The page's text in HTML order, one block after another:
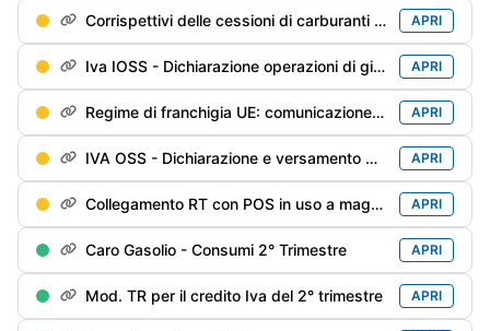
Corrispettivi delle cessioni di carburanti di giugno / 2° trimestre - Trasmissione alle Dogane APRI
Iva IOSS - Dichiarazione operazioni di giugno APRI
Regime di franchigia UE: comunicazione del 2° trimestre APRI
IVA OSS - Dichiarazione e versamento del 2° trimestre APRI
Collegamento RT con POS in uso a maggio APRI
Caro Gasolio - Consumi 2° Trimestre APRI
Mod. TR per il credito Iva del 2° trimestre APRI